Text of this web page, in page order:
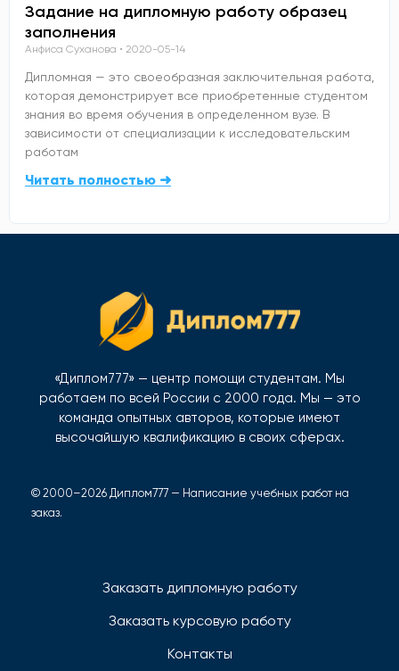
Задание на дипломную работу образец
заполнения
Анфиса Суханова 2020-05-14
Дипломная — это своеобразная заключительная работа,
которая демонстрирует все приобретенные студентом
знания во время обучения в определенном вузе. В
зависимости от специализации к исследовательским
работам
Читать полностью ➜
«Диплом777» — центр помощи студентам. Мы
работаем по всей России с 2000 года. Мы — это
команда опытных авторов, которые имеют
высочайшую квалификацию в своих сферах.
© 2000–2026 Диплом777 — Написание учебных работ на
заказ.
Заказать дипломную работу
Заказать курсовую работу
Контакты